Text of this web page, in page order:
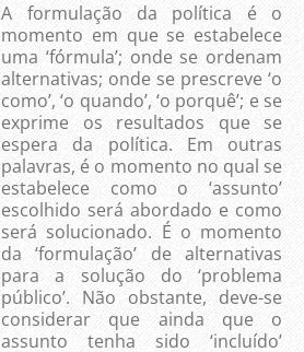
A formulação da política é o
momento em que se estabelece
uma ‘fórmula’; onde se ordenam
alternativas; onde se prescreve ‘o
como’, ‘o quando’, ‘o porquê’; e se
exprime os resultados que se
espera da política. Em outras
palavras, é o momento no qual se
estabelece como o ‘assunto’
escolhido será abordado e como
será solucionado. É o momento
da ‘formulação’ de alternativas
para a solução do ‘problema
público’. Não obstante, deve-se
considerar que ainda que o
assunto tenha sido ‘incluído’